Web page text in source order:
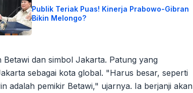
Publik Teriak Puas! Kinerja Prabowo-Gibran
Bikin Melongo?
dan simbol Jakarta. Patung yang
sebagai kota global. "Harus besar, seperti
adalah pemikir Betawi," ujarnya. Ia berjanji akan